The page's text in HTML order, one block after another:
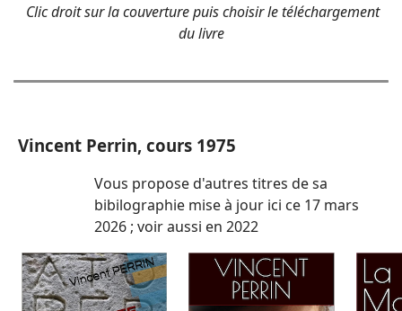
Clic droit sur la couverture puis choisir le téléchargement
du livre
Vincent Perrin, cours 1975
Vous propose d'autres titres de sa
bibilographie mise à jour ici ce 17 mars
2026 ; voir aussi en 2022